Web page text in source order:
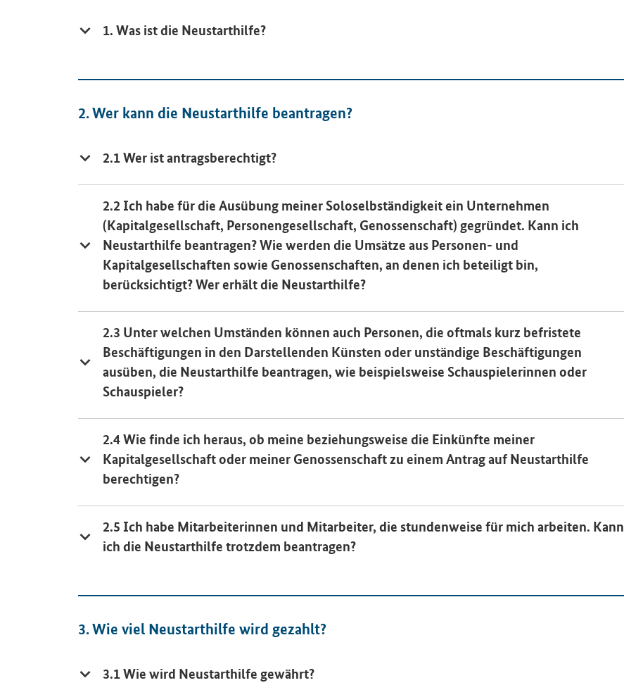
1. Was ist die Neustarthilfe?
2. Wer kann die Neustarthilfe beantragen?
2.1 Wer ist antragsberechtigt?
2.2 Ich habe für die Ausübung meiner Soloselbständigkeit ein Unternehmen
(Kapitalgesellschaft, Personengesellschaft, Genossenschaft) gegründet. Kann ich
Neustarthilfe beantragen? Wie werden die Umsätze aus Personen- und
Kapitalgesellschaften sowie Genossenschaften, an denen ich beteiligt bin,
berücksichtigt? Wer erhält die Neustarthilfe?
2.3 Unter welchen Umständen können auch Personen, die oftmals kurz befristete
Beschäftigungen in den Darstellenden Künsten oder unständige Beschäftigungen
ausüben, die Neustarthilfe beantragen, wie beispielsweise Schauspielerinnen oder
Schauspieler?
2.4 Wie finde ich heraus, ob meine beziehungsweise die Einkünfte meiner
Kapitalgesellschaft oder meiner Genossenschaft zu einem Antrag auf Neustarthilfe
berechtigen?
2.5 Ich habe Mitarbeiterinnen und Mitarbeiter, die stundenweise für mich arbeiten. Kann
ich die Neustarthilfe trotzdem beantragen?
3. Wie viel Neustarthilfe wird gezahlt?
3.1 Wie wird Neustarthilfe gewährt?